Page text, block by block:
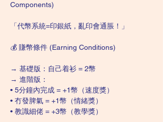
Components)
「代幣系統=印銀紙，亂印會通脹！」
💰 賺幣條件 (Earning Conditions)
→ 基礎版：自己着衫 = 2幣
→ 進階版：
• 5分鐘內完成 = +1幣（速度獎）
• 冇發脾氣 = +1幣（情緒獎）
• 教識細佬 = +3幣（教學獎）